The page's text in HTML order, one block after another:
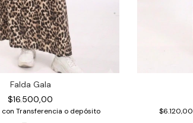
Falda Gala
$16.500,00
con Transferencia o depósito
$6.120,00